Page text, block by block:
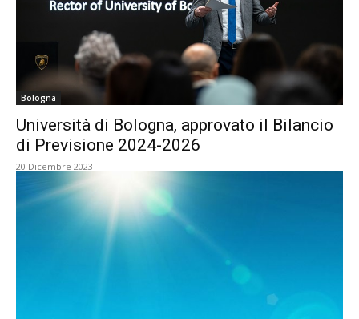
Bologna
Università di Bologna, approvato il Bilancio
di Previsione 2024-2026
20 Dicembre 2023